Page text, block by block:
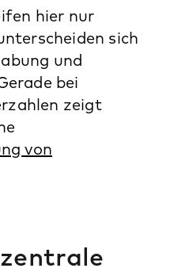
hier nur
sich
und
bei
zeigt
von